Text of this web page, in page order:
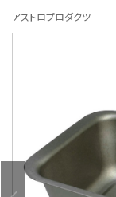
アストロプロダクツ